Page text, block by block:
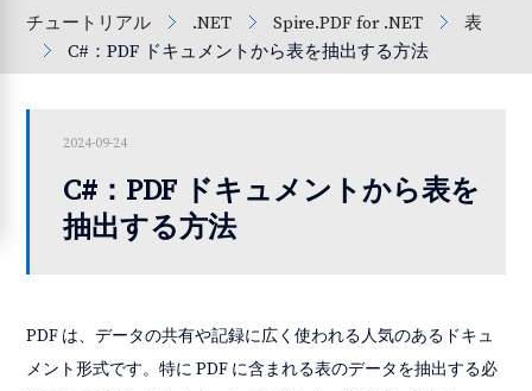
チュートリアル .NET Spire.PDF for .NET
表
C#：PDF ドキュメントから表を抽出する方法
2024-09-24
C#：PDF ドキュメントから表を
抽出する方法
PDF は、データの共有や記録に広く使われる人気のあるドキュ
メント形式です。特に PDF に含まれる表のデータを抽出する必